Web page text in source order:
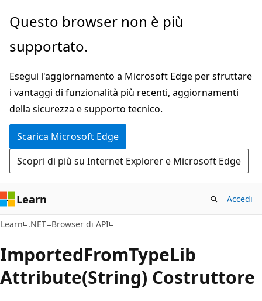
Ignora
passa
contenuto
principale
Passare
allo
spostamento
pagina
Questo browser non è più
supportato.
Esegui l'aggiornamento a Microsoft Edge per sfruttare
i vantaggi di funzionalità più recenti, aggiornamenti
della sicurezza e supporto tecnico.
Scarica Microsoft Edge
Scopri di più su Internet Explorer e Microsoft Edge
Learn Accedi
Learn .NET Browser di API
ImportedFromTypeLib
Attribute(String) Costruttore